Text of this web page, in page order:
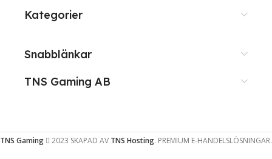
Kategorier
Snabblänkar
TNS Gaming AB
TNS Gaming 2023 SKAPAD AV TNS Hosting. PREMIUM E-HANDELSLÖSNINGAR.